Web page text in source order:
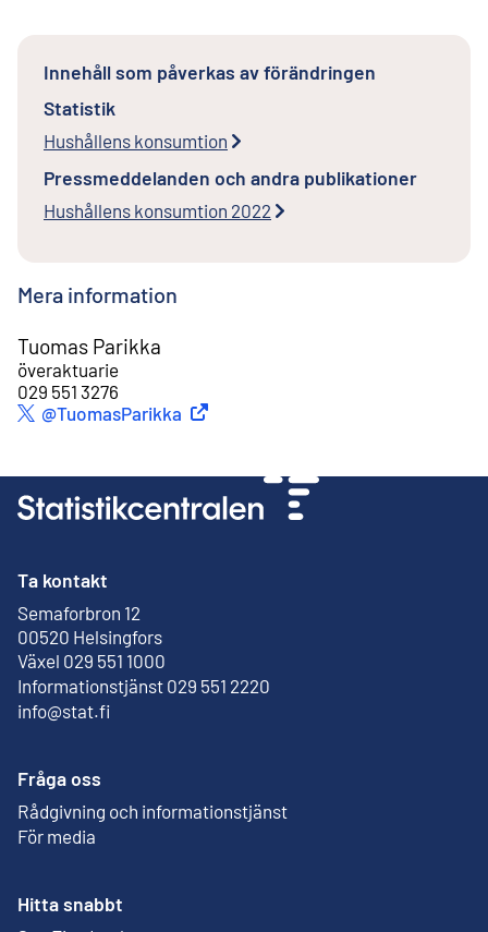
Innehåll som påverkas av förändringen
Statistik
Hushållens konsumtion
Pressmeddelanden och andra publikationer
Hushållens konsumtion 2022
Mera information
Tuomas Parikka
överaktuarie
029 551 3276
Extern länkTwitter
@TuomasParikka
Ta kontakt
Semaforbron 12
00520 Helsingfors
Extern länk
Växel 029 551 1000
Informationstjänst 029 551 2220
info@stat.fi
Fråga oss
Rådgivning och informationstjänst
För media
Hitta snabbt